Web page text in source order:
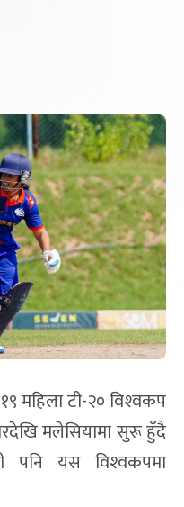
महिला टी-२० विश्‍वकप
मलेसियामा सुरू हुँदै
पनि यस विश्‍वकपमा